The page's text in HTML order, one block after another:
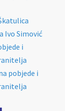
Ivo Simović
i
pobjede i